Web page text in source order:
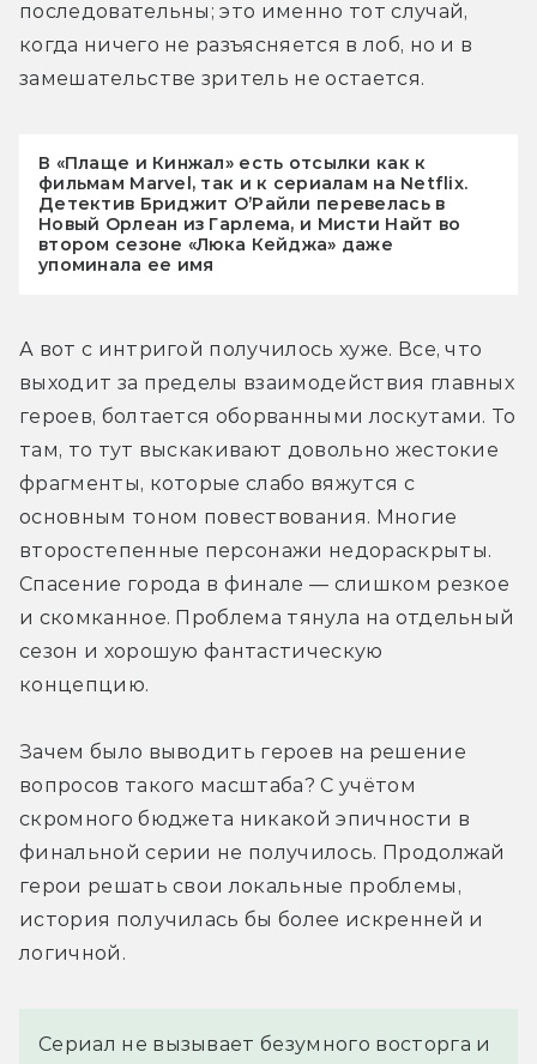
последовательны; это именно тот случай,
когда ничего не разъясняется в лоб, но и в
замешательстве зритель не остается.
В «Плаще и Кинжал» есть отсылки как к
фильмам Marvel, так и к сериалам на Netflix.
Детектив Бриджит О’Райли перевелась в
Новый Орлеан из Гарлема, и Мисти Найт во
втором сезоне «Люка Кейджа» даже
упоминала ее имя
А вот с интригой получилось хуже. Все, что
выходит за пределы взаимодействия главных
героев, болтается оборванными лоскутами. То
там, то тут выскакивают довольно жестокие
фрагменты, которые слабо вяжутся с
основным тоном повествования. Многие
второстепенные персонажи недораскрыты.
Спасение города в финале — слишком резкое
и скомканное. Проблема тянула на отдельный
сезон и хорошую фантастическую
концепцию.
Зачем было выводить героев на решение
вопросов такого масштаба? С учётом
скромного бюджета никакой эпичности в
финальной серии не получилось. Продолжай
герои решать свои локальные проблемы,
история получилась бы более искренней и
логичной.
Сериал не вызывает безумного восторга и